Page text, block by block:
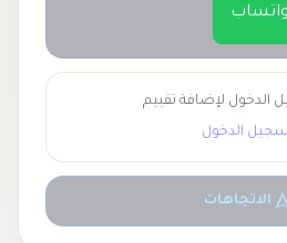
الدخول لإضافة تقييم
الدخول
الاتجاهات